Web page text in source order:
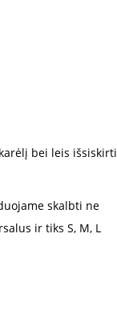
bei leis išsiskirti
skalbti ne
ir tiks S, M, L